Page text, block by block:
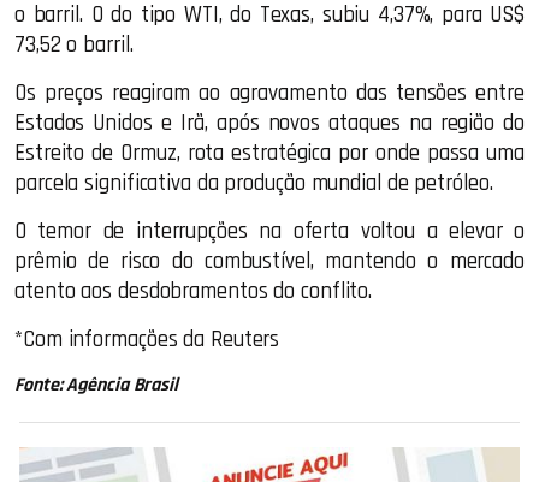
o barril. O do tipo WTI, do Texas, subiu 4,37%, para US$
73,52 o barril.
Os preços reagiram ao agravamento das tensões entre
Estados Unidos e Irã, após novos ataques na região do
Estreito de Ormuz, rota estratégica por onde passa uma
parcela significativa da produção mundial de petróleo.
O temor de interrupções na oferta voltou a elevar o
prêmio de risco do combustível, mantendo o mercado
atento aos desdobramentos do conflito.
*Com informações da Reuters
Fonte: Agência Brasil